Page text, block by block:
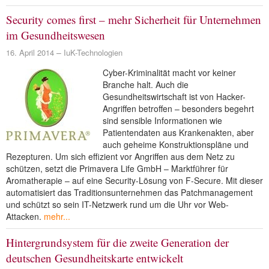
Security comes first – mehr Sicherheit für Unternehmen
im Gesundheitswesen
16. April 2014 IuK-Technologien
Cyber-Kriminalität macht vor keiner
Branche halt. Auch die
Gesundheitswirtschaft ist von Hacker-
Angriffen betroffen – besonders begehrt
sind sensible Informationen wie
Patientendaten aus Krankenakten, aber
auch geheime Konstruktionspläne und
Rezepturen. Um sich effizient vor Angriffen aus dem Netz zu
schützen, setzt die Primavera Life GmbH – Marktführer für
Aromatherapie – auf eine Security-Lösung von F-Secure. Mit dieser
automatisiert das Traditionsunternehmen das Patchmanagement
und schützt so sein IT-Netzwerk rund um die Uhr vor Web-
Attacken. mehr...
Hintergrundsystem für die zweite Generation der
deutschen Gesundheitskarte entwickelt